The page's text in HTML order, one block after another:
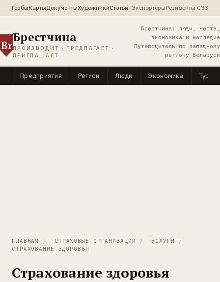
ГербыКартыДокументыХудожникиСтатьи ЭкспортерыРезиденты СЭЗ
Br
Брестчина
ПРОИЗВОДИТ · ПРЕДЛАГАЕТ ·
ПРИГЛАШАЕТ
Брестчина: люди, места,
экономика и наследие
Путеводитель по западному
региону Беларуси
Предприятия Регион Люди Экономика
ГЛАВНАЯ / СТРАХОВЫЕ ОРГАНИЗАЦИИ / УСЛУГИ
/
СТРАХОВАНИЕ ЗДОРОВЬЯ
Страхование здоровья